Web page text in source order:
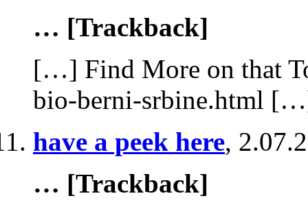
… [Trackback]
[…] Find More on that
bio-berni-srbine.html
have a peek here,
… [Trackback]